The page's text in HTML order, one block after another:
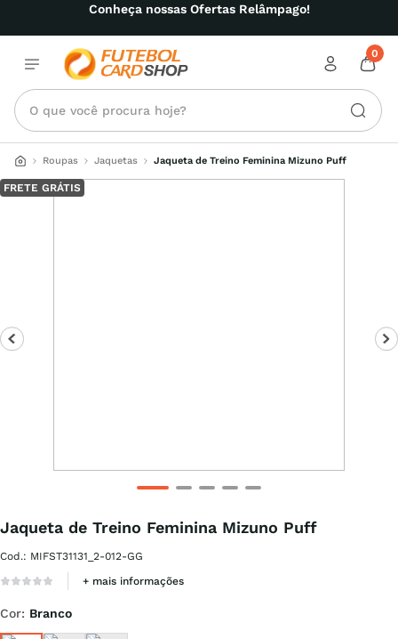
Conheça nossas Ofertas Relâmpago!
0
O que você procura hoje?
Roupas Jaquetas Jaqueta de Treino Feminina Mizuno Puff
FRETE GRÁTIS
Jaqueta de Treino Feminina Mizuno Puff
Cod.: MIFST31131_2-012-GG
+ mais informações
Cor: Branco